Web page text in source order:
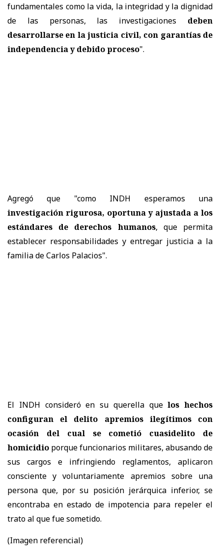
fundamentales como la vida, la integridad y la dignidad
de las personas, las investigaciones deben
desarrollarse en la justicia civil, con garantías de
independencia y debido proceso".
Agregó que "como INDH esperamos una
investigación rigurosa, oportuna y ajustada a los
estándares de derechos humanos, que permita
establecer responsabilidades y entregar justicia a la
familia de Carlos Palacios".
El INDH consideró en su querella quelos hechos
configuran el delito apremios ilegítimos con
ocasión del cual se cometió cuasidelito de
homicidio porque funcionarios militares, abusando de
sus cargos e infringiendo reglamentos, aplicaron
consciente y voluntariamente apremios sobre una
persona que, por su posición jerárquica inferior, se
encontraba en estado de impotencia para repeler el
trato al que fue sometido.
(Imagen referencial)